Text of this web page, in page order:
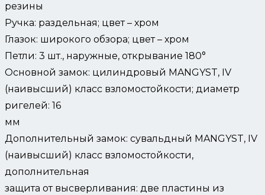
резины
Ручка: раздельная; цвет – хром
Глазок: широкого обзора; цвет – хром
Петли: 3 шт., наружные, открывание 180°
Основной замок: цилиндровый MANGYST, IV
(наивысший) класс взломостойкости; диаметр
ригелей: 16
мм
Дополнительный замок: сувальдный MANGYST, IV
(наивысший) класс взломостойкости,
дополнительная
защита от высверливания: две пластины из